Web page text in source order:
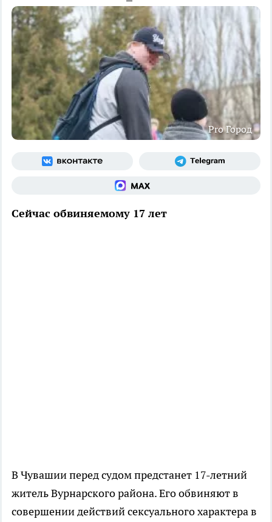
Pro Город
Сейчас обвиняемому 17 лет
В Чувашии перед судом предстанет 17-летний
житель Вурнарского района. Его обвиняют в
совершении действий сексуального характера в